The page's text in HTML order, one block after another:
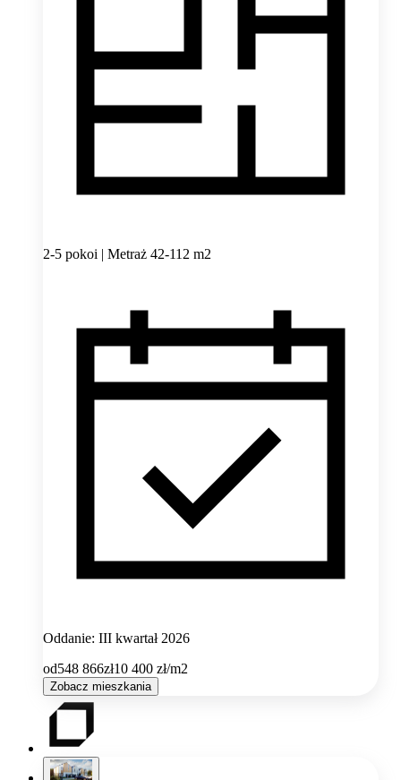
2-5 pokoi | Metraż 42-112 m2
Oddanie: III kwartał 2026
od548 866zł10 400 zł/m2
Zobacz mieszkania